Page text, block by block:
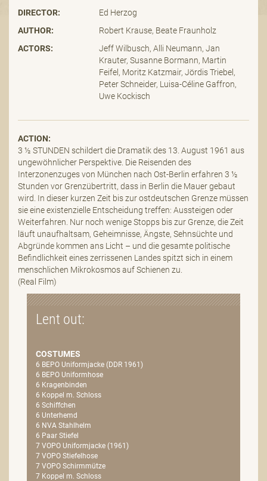
DIRECTOR:
Ed Herzog
AUTHOR:
Robert Krause, Beate Fraunholz
ACTORS:
Jeff Wilbusch, Alli Neumann, Jan
Krauter, Susanne Bormann, Martin
Feifel, Moritz Katzmair, Jördis Triebel,
Peter Schneider, Luisa-Céline Gaffron,
Uwe Kockisch
ACTION:
3 ½ STUNDEN schildert die Dramatik des 13. August 1961 aus
ungewöhnlicher Perspektive. Die Reisenden des
Interzonenzuges von München nach Ost-Berlin erfahren 3 ½
Stunden vor Grenzübertritt, dass in Berlin die Mauer gebaut
wird. In dieser kurzen Zeit bis zur ostdeutschen Grenze müssen
sie eine existenzielle Entscheidung treffen: Aussteigen oder
Weiterfahren. Nur noch wenige Stopps bis zur Grenze, die Zeit
läuft unaufhaltsam, Geheimnisse, Ängste, Sehnsüchte und
Abgründe kommen ans Licht – und die gesamte politische
Befindlichkeit eines zerrissenen Landes spitzt sich in einem
menschlichen Mikrokosmos auf Schienen zu.
(Real Film)
Lent out:
COSTUMES
6 BEPO Uniformjacke (DDR 1961)
6 BEPO Uniformhose
6 Kragenbinden
6 Koppel m. Schloss
6 Schiffchen
6 Unterhemd
6 NVA Stahlhelm
6 Paar Stiefel
7 VOPO Uniformjacke (1961)
7 VOPO Stiefelhose
7 VOPO Schirmmütze
7 Koppel m. Schloss